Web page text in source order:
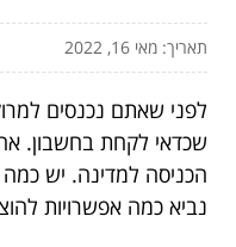
תאריך: מאי 16, 2022
לפני שאתם נכנסים
שכדאי לקחת בחשבון.
הכניסה למדינה. יש
נביא כמה אפשרויות